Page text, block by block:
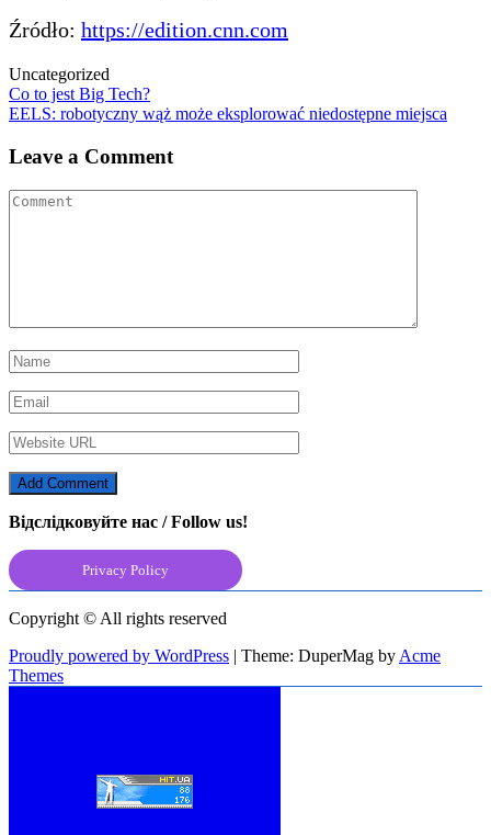
Źródło: https://edition.cnn.com
Uncategorized
Post
navigation
Co to jest Big Tech?
EELS: robotyczny wąż może eksplorować niedostępne miejsca
Leave a Comment
Відслідковуйте нас / Follow us!
Privacy Policy
Copyright © All rights reserved
Proudly powered by WordPress | Theme: DuperMag by Acme
Themes